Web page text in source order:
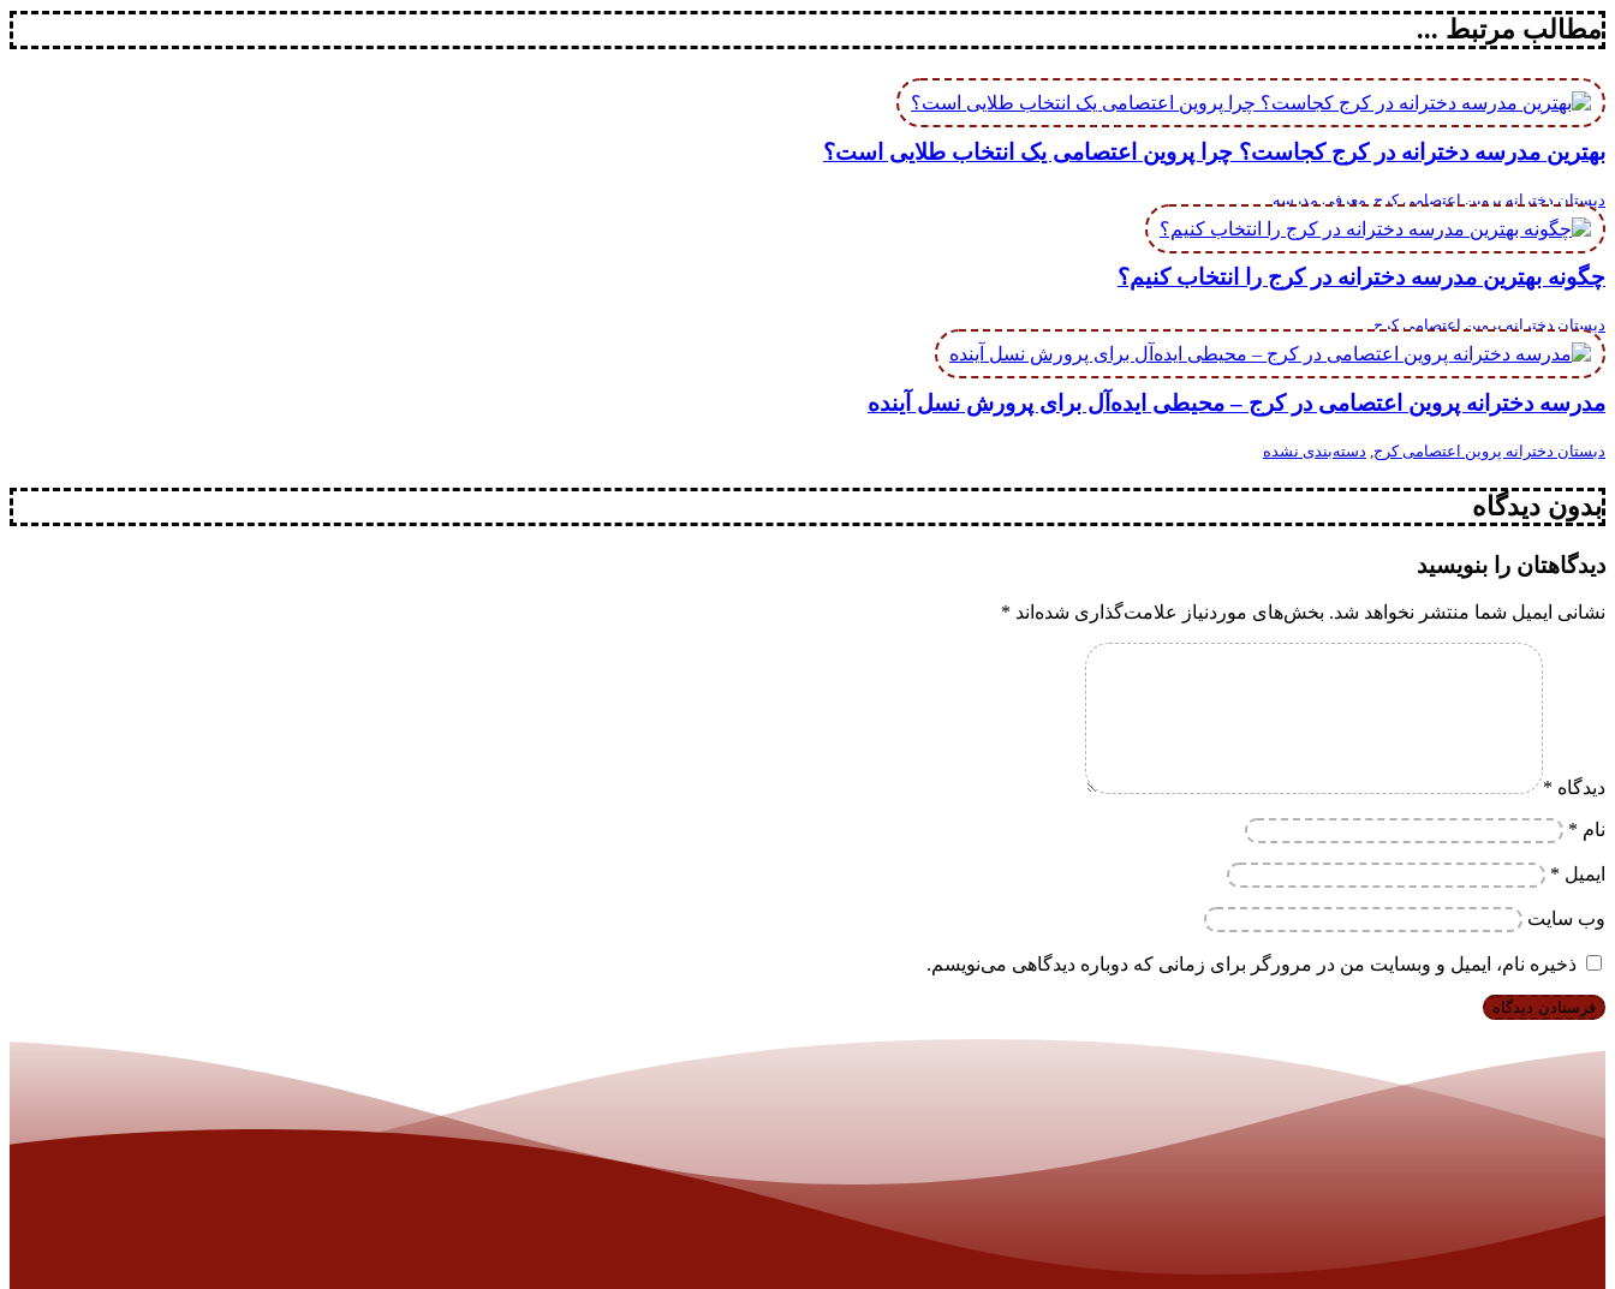
مطالب مرتبط ...
بهترین مدرسه دخترانه در کرج کجاست؟ چرا پروین اعتصامی یک انتخاب طلایی است؟
دبستان دخترانه پروین اعتصامی کرج معرفی مدرسه
چگونه بهترین مدرسه دخترانه در کرج را انتخاب کنیم؟
دبستان دخترانه پروین اعتصامی کرج
مدرسه دخترانه پروین اعتصامی در کرج – محیطی ایده‌آل برای پرورش نسل آینده
دبستان دخترانه پروین اعتصامی کرج دسته‌بندی نشده
بدون دیدگاه
دیدگاهتان را بنویسید
نشانی ایمیل شما منتشر نخواهد شد. بخش‌های موردنیاز علامت‌گذاری شده‌اند *
دیدگاه *
نام *
ایمیل *
وب‌ سایت
ذخیره نام، ایمیل و وبسایت من در مرورگر برای زمانی که دوباره دیدگاهی می‌نویسم.